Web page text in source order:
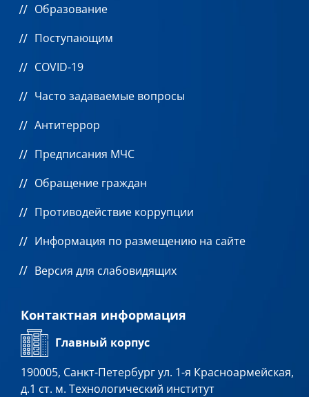
Образование
Поступающим
COVID-19
Часто задаваемые вопросы
Антитеррор
Предписания МЧС
Обращение граждан
Противодействие коррупции
Информация по размещению на сайте
Версия для слабовидящих
Контактная информация
Главный корпус
190005, Санкт-Петербург ул. 1-я Красноармейская,
д.1 ст. м. Технологический институт